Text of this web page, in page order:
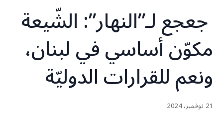
جعجع لـ”النهار”: الشّيعة
مكوّن أساسي في لبنان،
ونعم للقرارات الدوليّة
21 نوفمبر، 2024